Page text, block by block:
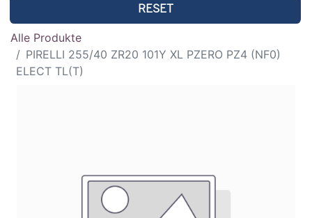
RESET
Alle Produkte
PIRELLI 255/40 ZR20 101Y XL PZERO PZ4 (NF0)
ELECT TL(T)